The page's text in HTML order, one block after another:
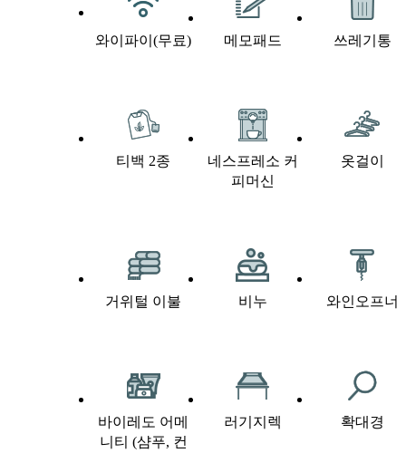
와이파이(무료) 메모패드 쓰레기통
티백 2종
네스프레소 커
피머신
옷걸이
거위털 이불 비누 와인오프너
바이레도 어메
니티 (샴푸, 컨
러기지렉 확대경